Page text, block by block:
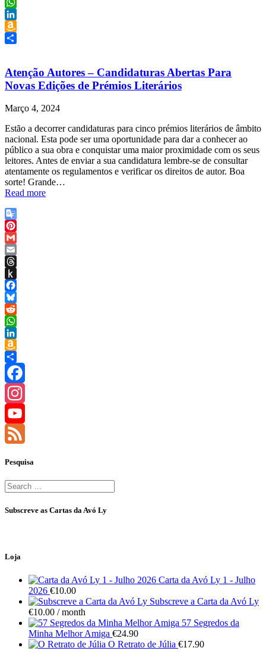
Reddit
WhatsApp
LinkedIn
Amazon
Atenção Autores – Candidaturas Abertas Para
Novas Edições de Prémios Literários
Março 4, 2024
Estão a decorrer candidaturas para cinco prémios literários de âmbito
nacional. Esta pode ser uma oportunidade para dar a conhecer ao
público a sua obra e conquistar uma maior proximidade com os seus
leitores. Antes de enviar a sua candidatura lembre-se de consultar
atentamente os regulamentos e verificar os direitos de autor. Boa
sorte! Grande…
Read more
Google
Translate
Pinterest
Gmail
Email
Threads
Push
to
Kindle
Facebook
Bluesky
Reddit
WhatsApp
LinkedIn
Amazon
Wish
List
Share
Facebook
Instagram
YouTube
Pesquisa
Search
for:
Subscreve as Cartas da Avó Ly
Loja
Carta da Avó Ly 1 - Julho
2026 €10.00
Subscreve a Carta da Avó Ly
€10.00 / month
57 Segredos da
Minha Melhor Amiga €24.90
O Retrato de Júlia €17.90